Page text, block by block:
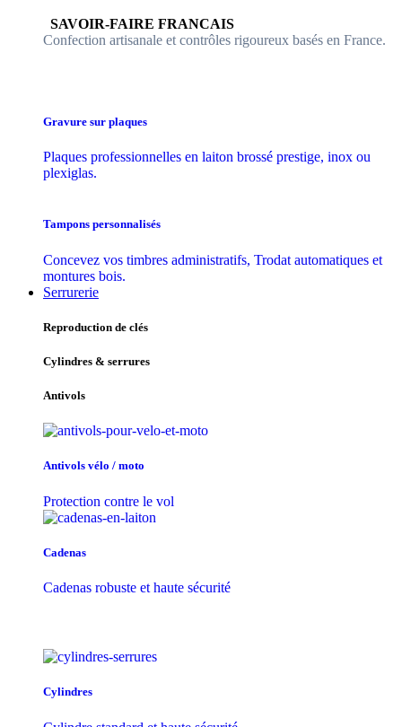
​SAVOIR-FAIRE FRANCAIS
Confection artisanale et contrôles ​rigoureux basés en France.
Gravure sur plaques
Plaques professionnelles en laiton brossé prestige, inox ou
plexiglas.
Tampons personnalisés
Concevez vos timbres administratifs, Trodat automatiques et
montures bois.
Serrurerie
Reproduction de clés
Cylindres & serrures
Antivols
Antivols vélo / moto
Protection contre le vol
Cadenas
Cadenas robuste et haute sécurité
Cylindres